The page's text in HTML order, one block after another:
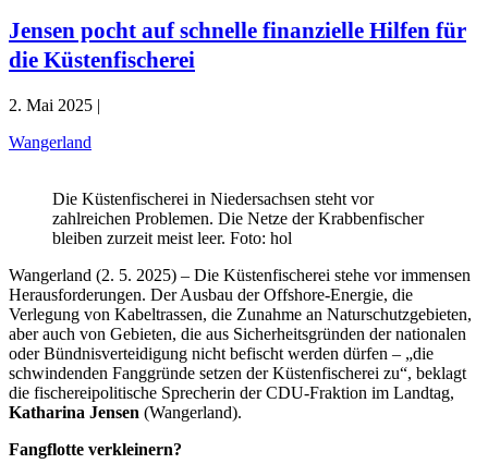
Jensen pocht auf schnelle finanzielle Hilfen für
die Küstenfischerei
2. Mai 2025 |
Wangerland
Die Küstenfischerei in Niedersachsen steht vor
zahlreichen Problemen. Die Netze der Krabbenfischer
bleiben zurzeit meist leer. Foto: hol
Wangerland (2. 5. 2025) – Die Küstenfischerei stehe vor immensen
Herausforderungen. Der Ausbau der Offshore-Energie, die
Verlegung von Kabeltrassen, die Zunahme an Naturschutzgebieten,
aber auch von Gebieten, die aus Sicherheitsgründen der nationalen
oder Bündnisverteidigung nicht befischt werden dürfen – „die
schwindenden Fanggründe setzen der Küstenfischerei zu“, beklagt
die fischereipolitische Sprecherin der CDU-Fraktion im Landtag,
Katharina Jensen (Wangerland).
Fangflotte verkleinern?